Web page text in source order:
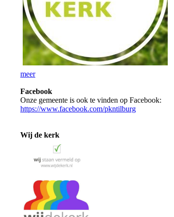
meer
Facebook
Onze gemeente is ook te vinden op Facebook:
https://www.facebook.com/pkntilburg
Wij de kerk